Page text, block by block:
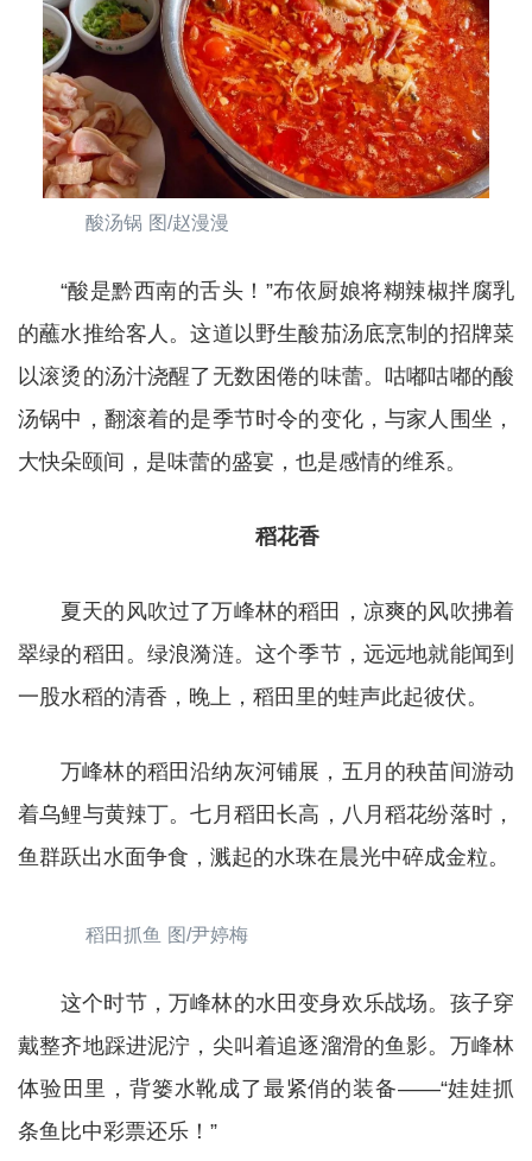
酸汤锅 图/赵漫漫
“酸是黔西南的舌头！”布依厨娘将糊辣椒拌腐乳
的蘸水推给客人。这道以野生酸茄汤底烹制的招牌菜
以滚烫的汤汁浇醒了无数困倦的味蕾。咕嘟咕嘟的酸
汤锅中，翻滚着的是季节时令的变化，与家人围坐，
大快朵颐间，是味蕾的盛宴，也是感情的维系。
稻花香
夏天的风吹过了万峰林的稻田，凉爽的风吹拂着
翠绿的稻田。绿浪漪涟。这个季节，远远地就能闻到
一股水稻的清香，晚上，稻田里的蛙声此起彼伏。
万峰林的稻田沿纳灰河铺展，五月的秧苗间游动
着乌鲤与黄辣丁。七月稻田长高，八月稻花纷落时，
鱼群跃出水面争食，溅起的水珠在晨光中碎成金粒。
稻田抓鱼 图/尹婷梅
这个时节，万峰林的水田变身欢乐战场。孩子穿
戴整齐地踩进泥泞，尖叫着追逐溜滑的鱼影。万峰林
体验田里，背篓水靴成了最紧俏的装备——“娃娃抓
条鱼比中彩票还乐！”